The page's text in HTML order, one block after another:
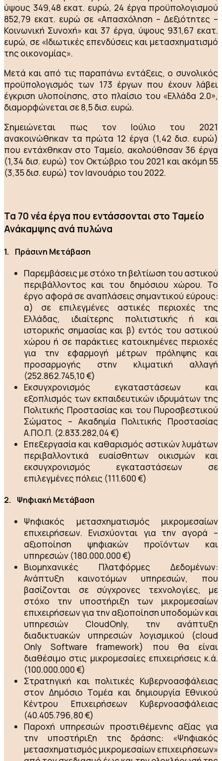
ύψους 349,48 εκατ. ευρώ, 24 έργα προϋπολογισμού
852,79 εκατ. ευρώ σε «Απασχόληση – Δεξιότητες –
Κοινωνική Συνοχή» και 37 έργα, ύψους 931,67 εκατ.
ευρώ, σε «Ιδιωτικές επενδύσεις και μετασχηματισμό
της οικονομίας».
Μετά και από τις παραπάνω εντάξεις, ο συνολικός
προϋπολογισμός των 173 έργων που έχουν λάβει
έγκριση υλοποίησης, στο πλαίσιο του «Ελλάδα 2.0»,
διαμορφώνεται σε 8,5 δισ. ευρώ.
Σημειώνεται πως τον Ιούλιο του 2021
ανακοινώθηκαν τα πρώτα 12 έργα (1,42 δισ. ευρώ)
που εντάχθηκαν στο Ταμείο, ακολούθησαν 36 έργα
(1,34 δισ. ευρώ) τον Οκτώβριο του 2021 και ακόμη 55
(3,35 δισ. ευρώ) τον Ιανουάριο του 2022.
Τα 70 νέα έργα που εντάσσονται στο Ταμείο
Ανάκαμψης ανά πυλώνα
1. Πράσινη Μετάβαση
Παρεμβάσεις με στόχο τη βελτίωση του αστικού
περιβάλλοντος και του δημόσιου χώρου. Το
έργο αφορά σε αναπλάσεις σημαντικού εύρους:
α) σε επιλεγμένες αστικές περιοχές της
Ελλάδας, ιδιαίτερης πολιτιστικής ή και
ιστορικής σημασίας και β) εντός του αστικού
χώρου ή σε παράκτιες κατοικημένες περιοχές
για την εφαρμογή μέτρων πρόληψης και
προσαρμογής στην κλιματική αλλαγή
(252.862.745,10 €)
Εκσυγχρονισμός εγκαταστάσεων και
εξοπλισμός των εκπαιδευτικών ιδρυμάτων της
Πολιτικής Προστασίας και του Πυροσβεστικού
Σώματος – Ακαδημία Πολιτικής Προστασίας
Α.ΠΟ.Π. (2.833.282,04 €)
Επεξεργασία και καθαρισμός αστικών λυμάτων
περιβαλλοντικά ευαίσθητων οικισμών και
εκσυγχρονισμός εγκαταστάσεων σε
επιλεγμένες πόλεις (111.600 €)
2. Ψηφιακή Μετάβαση
Ψηφιακός μετασχηματισμός μικρομεσαίων
επιχειρήσεων. Ενισχύονται για την αγορά –
αξιοποίηση ψηφιακών προϊόντων και
υπηρεσιών (180.000.000 €)
Βιομηχανικές Πλατφόρμες Δεδομένων:
Ανάπτυξη καινοτόμων υπηρεσιών, που
βασίζονται σε σύγχρονες τεχνολογίες, με
στόχο την υποστήριξη των μικρομεσαίων
επιχειρήσεων για την αξιοποίηση υποδομών και
υπηρεσιών CloudOnly, την ανάπτυξη
διαδικτυακών υπηρεσιών λογισμικού (cloud
Only Software framework) που θα είναι
διαθέσιμο στις μικρομεσαίες επιχειρήσεις κ.ά.
(100.000.000 €)
Στρατηγική και πολιτικές Κυβερνοασφάλειας
στον Δημόσιο Τομέα και δημιουργία Εθνικού
Κέντρου Επιχειρήσεων Κυβερνοασφάλειας
(40.405.796,80 €)
Παροχή υπηρεσιών προστιθέμενης αξίας για
την υποστήριξη της δράσης: «Ψηφιακός
μετασχηματισμός μικρομεσαίων επιχειρήσεων»